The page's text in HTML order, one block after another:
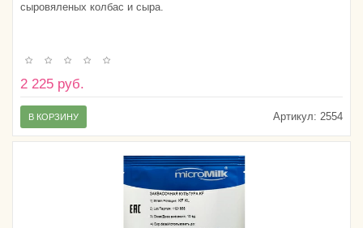
сыровяленых колбас и сыра.
2 225 руб.
Артикул: 2554
В КОРЗИНУ